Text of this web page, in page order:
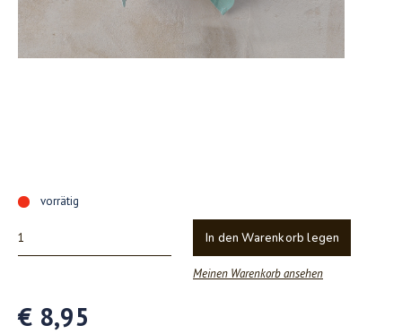
vorrätig
In den Warenkorb legen
Meinen Warenkorb ansehen
€ 8,95